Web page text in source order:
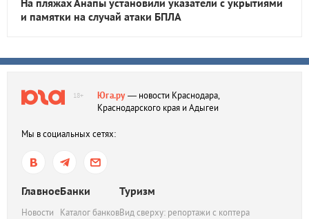
На пляжах Анапы установили указатели с укрытиями
и памятки на случай атаки БПЛА
18+ Юга.ру— новости Краснодара,
Краснодарского края и Адыгеи
Мы в социальных сетях:
Главное
Новости
Банки
Каталог банков
Туризм
Вид сверху: репортажи с коптера